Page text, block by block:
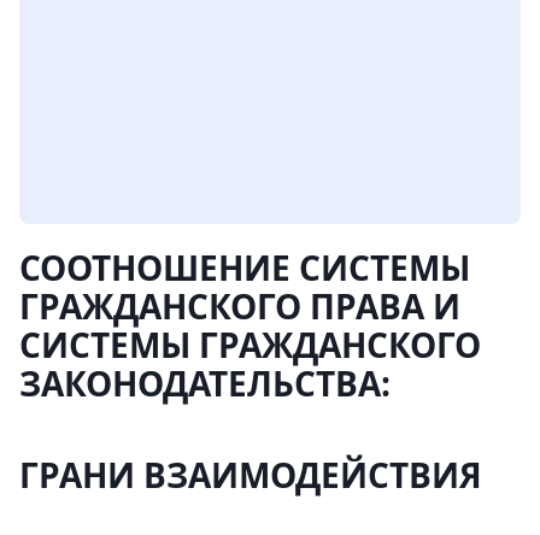
СООТНОШЕНИЕ СИСТЕМЫ
ГРАЖДАНСКОГО ПРАВА И
СИСТЕМЫ ГРАЖДАНСКОГО
ЗАКОНОДАТЕЛЬСТВА:
ГРАНИ ВЗАИМОДЕЙСТВИЯ